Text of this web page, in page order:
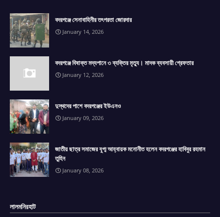
বদরগঞ্জে সেনাবাহিনীর তৎপরতা জোরদার
January 14, 2026
বদরগঞ্জে বিষাক্ত মদ্যপানে ৩ ব্যক্তির মৃত্যু। মাদক ব্যবসায়ী গ্রেফতার
January 12, 2026
দুস্থদের পাশে বদরগঞ্জের ইউএনও
January 09, 2026
জাতীয় ছাত্র সমাজের যুগ্ম আহ্বায়ক মনোনীত হলেন বদরগঞ্জের হাবিবুর রহমান
তুহিন
January 08, 2026
লালমনিরহাট